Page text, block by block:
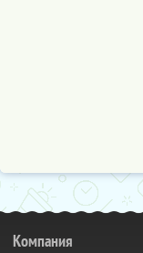
Компания